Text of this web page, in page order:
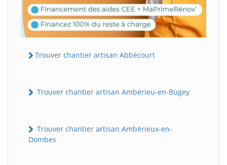
Trouver chantier artisan Abbécourt
Trouver chantier artisan Ambérieu-en-Bugey
Trouver chantier artisan Ambérieux-en-
Dombes